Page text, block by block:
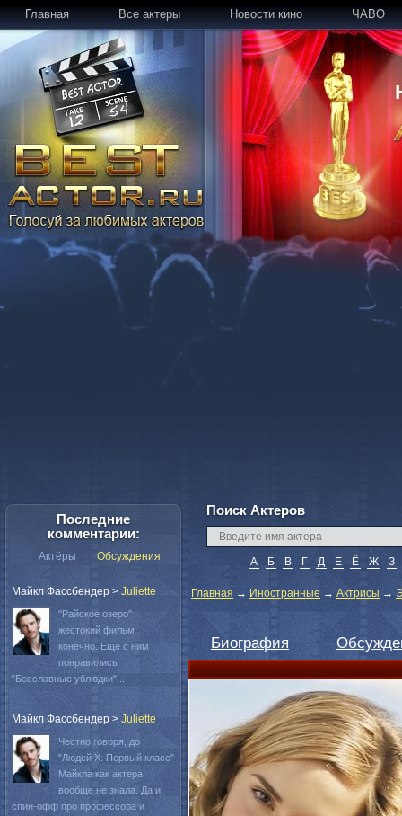
Главная Все актеры Новости кино ЧАВО
Поиск Актеров
А Б В Г Д Е Ё Ж З
Главная → Иностранные → Актрисы →
Биография
Последние
комментарии:
Актёры Обсуждения
Майкл Фассбендер > Juliette
"Райское озеро"
жестокий фильм
конечно. Еще с ним
понравились
"Бесславные ублюдки"...
Майкл Фассбендер > Juliette
Честно говоря, до
"Людей Х: Первый класс"
Майкла как актера
вообще не знала. Да и
спин-офф про профессора и